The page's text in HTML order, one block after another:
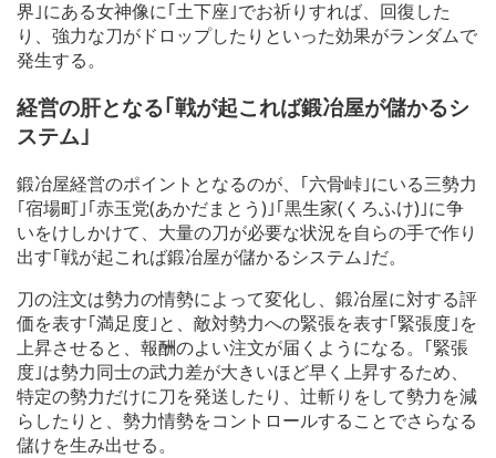
界｣にある女神像に｢土下座｣でお祈りすれば、回復した
り、強力な刀がドロップしたりといった効果がランダムで
発生する。
経営の肝となる｢戦が起これば鍛冶屋が儲かるシ
ステム｣
鍛冶屋経営のポイントとなるのが、｢六骨峠｣にいる三勢力
｢宿場町｣｢赤玉党(あかだまとう)｣｢黒生家(くろふけ)｣に争
いをけしかけて、大量の刀が必要な状況を自らの手で作り
出す｢戦が起これば鍛冶屋が儲かるシステム｣だ。
刀の注文は勢力の情勢によって変化し、鍛冶屋に対する評
価を表す｢満足度｣と、敵対勢力への緊張を表す｢緊張度｣を
上昇させると、報酬のよい注文が届くようになる。｢緊張
度｣は勢力同士の武力差が大きいほど早く上昇するため、
特定の勢力だけに刀を発送したり、辻斬りをして勢力を減
らしたりと、勢力情勢をコントロールすることでさらなる
儲けを生み出せる。